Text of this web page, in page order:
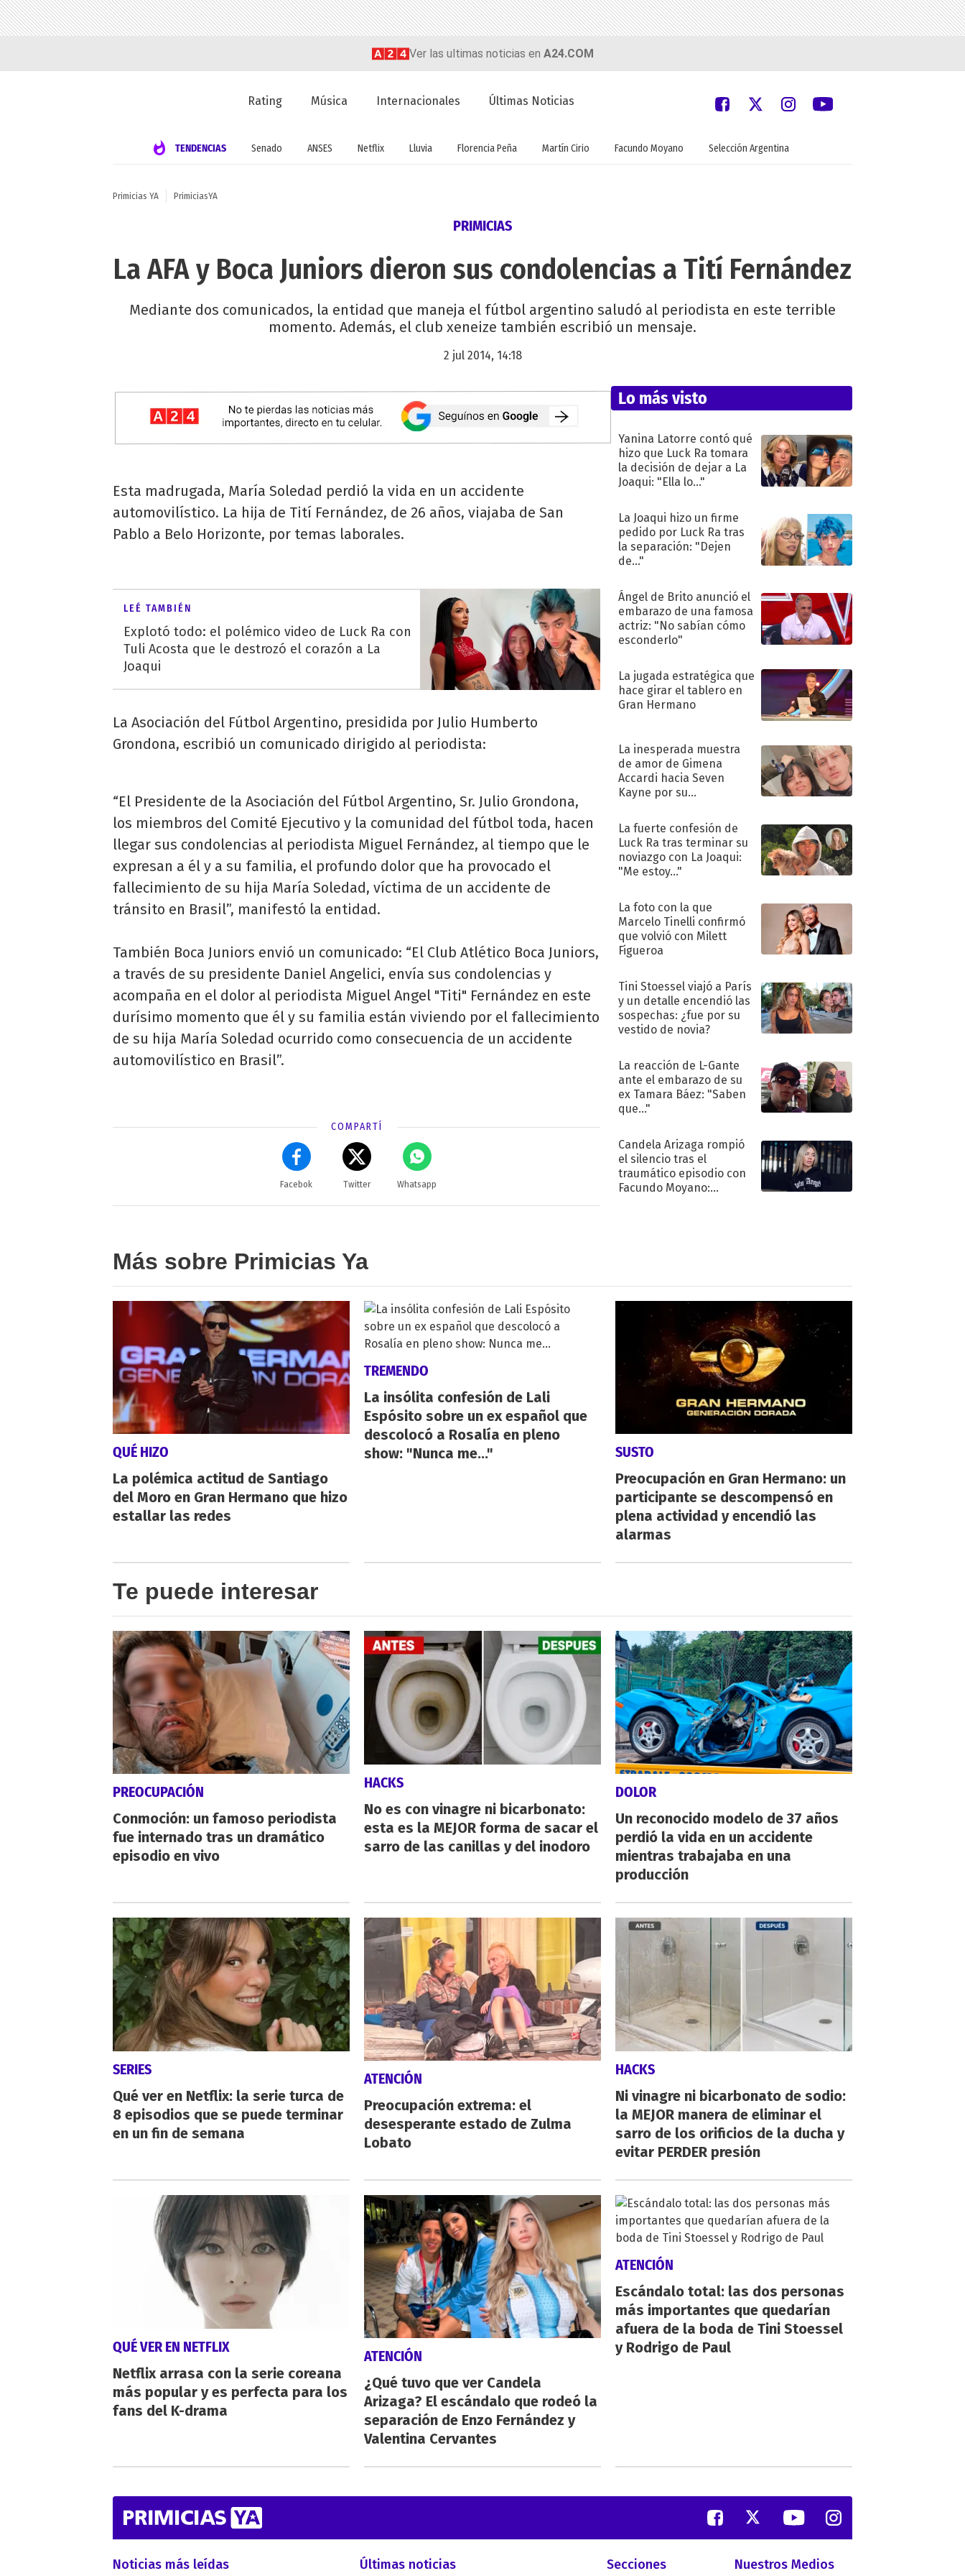
Ver las ultimas noticias en A24.COM
Rating Música Internacionales Últimas Noticias
TENDENCIAS Senado ANSES Netflix Lluvia Florencia Peña Martín Cirio Facundo Moyano Selección Argentina
Primicias YA PrimiciasYA
PRIMICIAS
La AFA y Boca Juniors dieron sus condolencias a Tití Fernández
Mediante dos comunicados, la entidad que maneja el fútbol argentino saludó al periodista en este terrible
momento. Además, el club xeneize también escribió un mensaje.
2 jul 2014, 14:18
Esta madrugada, María Soledad perdió la vida en un accidente
automovilístico. La hija de Tití Fernández, de 26 años, viajaba de San
Pablo a Belo Horizonte, por temas laborales.
LEÉ TAMBIÉN
Explotó todo: el polémico video de Luck Ra con
Tuli Acosta que le destrozó el corazón a La
Joaqui
La Asociación del Fútbol Argentino, presidida por Julio Humberto
Grondona, escribió un comunicado dirigido al periodista:
“El Presidente de la Asociación del Fútbol Argentino, Sr. Julio Grondona,
los miembros del Comité Ejecutivo y la comunidad del fútbol toda, hacen
llegar sus condolencias al periodista Miguel Fernández, al tiempo que le
expresan a él y a su familia, el profundo dolor que ha provocado el
fallecimiento de su hija María Soledad, víctima de un accidente de
tránsito en Brasil”, manifestó la entidad.
También Boca Juniors envió un comunicado: “El Club Atlético Boca Juniors,
a través de su presidente Daniel Angelici, envía sus condolencias y
acompaña en el dolor al periodista Miguel Angel "Titi" Fernández en este
durísimo momento que él y su familia están viviendo por el fallecimiento
de su hija María Soledad ocurrido como consecuencia de un accidente
automovilístico en Brasil”.
COMPARTÍ
Facebok Twitter Whatsapp
Lo más visto
Yanina Latorre contó qué
hizo que Luck Ra tomara
la decisión de dejar a La
Joaqui: "Ella lo..."
La Joaqui hizo un firme
pedido por Luck Ra tras
la separación: "Dejen
de..."
Ángel de Brito anunció el
embarazo de una famosa
actriz: "No sabían cómo
esconderlo"
La jugada estratégica que
hace girar el tablero en
Gran Hermano
La inesperada muestra
de amor de Gimena
Accardi hacia Seven
Kayne por su
La fuerte confesión de
Luck Ra tras terminar su
noviazgo con La Joaqui:
"Me estoy..."
La foto con la que
Marcelo Tinelli confirmó
que volvió con Milett
Figueroa
Tini Stoessel viajó a París
y un detalle encendió las
sospechas: ¿fue por su
vestido de novia?
La reacción de L-Gante
ante el embarazo de su
ex Tamara Báez: "Saben
que..."
Candela Arizaga rompió
el silencio tras el
traumático episodio con
Facundo Moyano:
Más sobre Primicias Ya
QUÉ HIZO
La polémica actitud de Santiago
del Moro en Gran Hermano que hizo
estallar las redes
TREMENDO
La insólita confesión de Lali
Espósito sobre un ex español que
descolocó a Rosalía en pleno
show: "Nunca me..."
SUSTO
Preocupación en Gran Hermano: un
participante se descompensó en
plena actividad y encendió las
alarmas
Te puede interesar
PREOCUPACIÓN
Conmoción: un famoso periodista
fue internado tras un dramático
episodio en vivo
HACKS
No es con vinagre ni bicarbonato:
esta es la MEJOR forma de sacar el
sarro de las canillas y del inodoro
DOLOR
Un reconocido modelo de 37 años
perdió la vida en un accidente
mientras trabajaba en una
producción
SERIES
Qué ver en Netflix: la serie turca de
8 episodios que se puede terminar
en un fin de semana
ATENCIÓN
Preocupación extrema: el
desesperante estado de Zulma
Lobato
HACKS
Ni vinagre ni bicarbonato de sodio:
la MEJOR manera de eliminar el
sarro de los orificios de la ducha y
evitar PERDER presión
QUÉ VER EN NETFLIX
Netflix arrasa con la serie coreana
más popular y es perfecta para los
fans del K-drama
ATENCIÓN
¿Qué tuvo que ver Candela
Arizaga? El escándalo que rodeó la
separación de Enzo Fernández y
Valentina Cervantes
ATENCIÓN
Escándalo total: las dos personas
más importantes que quedarían
afuera de la boda de Tini Stoessel
y Rodrigo de Paul
Noticias más leídas Últimas noticias Secciones Nuestros Medios